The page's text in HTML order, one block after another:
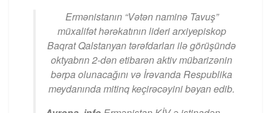
Ermənistanın “Vətən naminə Tavuş”
müxalifət hərəkatının lideri arxiyepiskop
Baqrat Qalstanyan tərəfdarları ilə görüşündə
oktyabrın 2-dən etibarən aktiv mübarizənin
bərpa olunacağını və İrəvanda Respublika
meydanında mitinq keçirəcəyini bəyan edib.